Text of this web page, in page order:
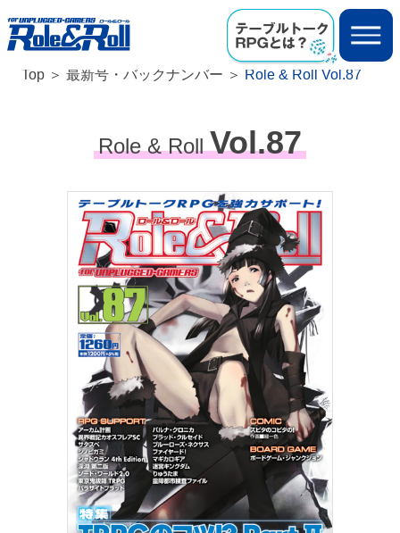
Top 最新号・バックナンバー Role & Roll Vol.87
Role & RollVol.87